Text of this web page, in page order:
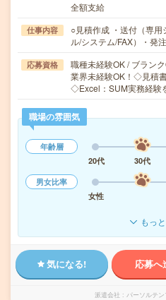
全額支給
仕事内容
○見積作成 ・送付（専
ル/システム/FAX）・発
応募資格
職種未経験OK / ブラン
業界未経験OK！◇見積
◇Excel：SUM実務経験
職場の雰囲気
年齢層
20代
30代
男女比率
女性
もっ
気になる! 応募へ
派遣会社 パーソルテ